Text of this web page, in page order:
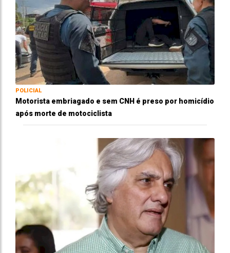
POLICIAL
Motorista embriagado e sem CNH é preso por homicídio
após morte de motociclista